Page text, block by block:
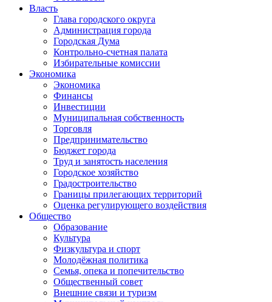
Власть
Глава городского округа
Администрация города
Городская Дума
Контрольно-счетная палата
Избирательные комиссии
Экономика
Экономика
Финансы
Инвестиции
Муниципальная собственность
Торговля
Предпринимательство
Бюджет города
Труд и занятость населения
Городское хозяйство
Градостроительство
Границы прилегающих территорий
Оценка регулирующего воздействия
Общество
Образование
Культура
Физкультура и спорт
Молодёжная политика
Семья, опека и попечительство
Общественный совет
Внешние связи и туризм